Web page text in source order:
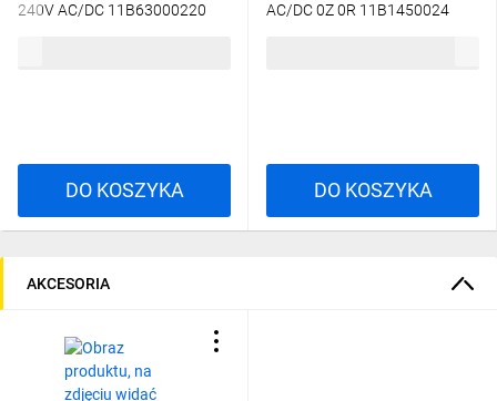
240V AC/DC 11B63000220
DO KOSZYKA
AC/DC 0Z 0R 11B1450024
DO KOSZYKA
AKCESORIA